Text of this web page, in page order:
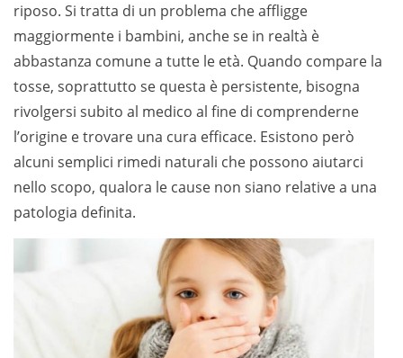
riposo. Si tratta di un problema che affligge
maggiormente i bambini, anche se in realtà è
abbastanza comune a tutte le età. Quando compare la
tosse, soprattutto se questa è persistente, bisogna
rivolgersi subito al medico al fine di comprenderne
l’origine e trovare una cura efficace. Esistono però
alcuni semplici rimedi naturali che possono aiutarci
nello scopo, qualora le cause non siano relative a una
patologia definita.